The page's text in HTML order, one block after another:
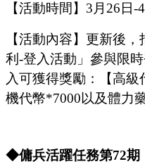
【活動時間】 3月 26 日-4
【活動內容】更新後
利-登入活動」參與限
入可獲得獎勵：【高級
機代幣*7000以及體力
◆傭兵活躍任務第72期